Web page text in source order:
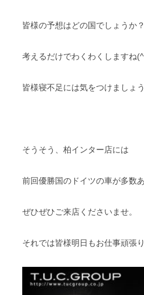
皆様の予想はどの国でしょうか？
考えるだけでわくわくしますね
皆様寝不足には気をつけましょう
そうそう、柏インター店には
前回優勝国のドイツの車が多数あ
ぜひぜひご来店くださいませ。
それでは皆様明日もお仕事頑張